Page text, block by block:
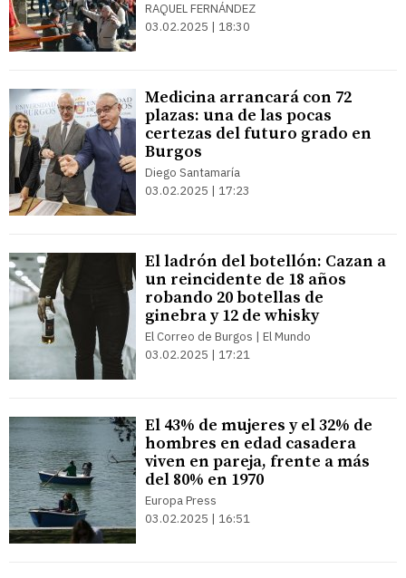
RAQUEL FERNÁNDEZ
03.02.2025 | 18:30
Medicina arrancará con 72
plazas: una de las pocas
certezas del futuro grado en
Burgos
Diego Santamaría
03.02.2025 | 17:23
El ladrón del botellón: Cazan a
un reincidente de 18 años
robando 20 botellas de
ginebra y 12 de whisky
El Correo de Burgos | El Mundo
03.02.2025 | 17:21
El 43% de mujeres y el 32% de
hombres en edad casadera
viven en pareja, frente a más
del 80% en 1970
Europa Press
03.02.2025 | 16:51